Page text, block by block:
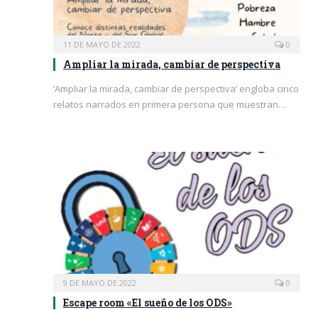
11 DE MAYO DE 2022 0
Ampliar la mirada, cambiar de perspectiva
‘Ampliar la mirada, cambiar de perspectiva’ engloba cinco
relatos narrados en primera persona que muestran…
9 DE MAYO DE 2022 0
Escape room «El sueño de los ODS»